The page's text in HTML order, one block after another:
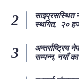
साइप्रसस्थित
स्थगित, २०
अन्तर्राष्ट्रिय
सम्पन्न, नयाँ